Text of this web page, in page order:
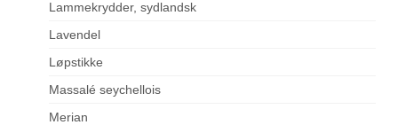
Lammekrydder, sydlandsk
Lavendel
Løpstikke
Massalé seychellois
Merian